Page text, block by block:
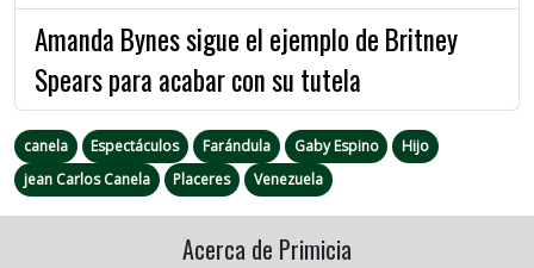
Amanda Bynes sigue el ejemplo de Britney
Spears para acabar con su tutela
canela Espectáculos Farándula Gaby Espino
Hijo
jean Carlos Canela
Placeres Venezuela
Acerca de Primicia